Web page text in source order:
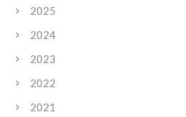
2025
2024
2023
2022
2021